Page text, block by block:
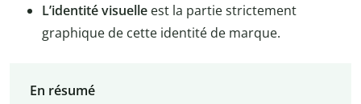
L’identité visuelle est la partie strictement
graphique de cette identité de marque.
En résumé